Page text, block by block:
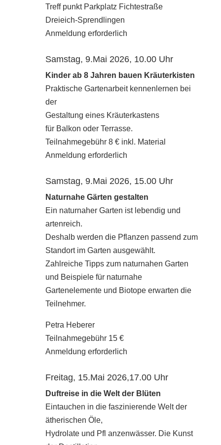
Treff punkt Parkplatz Fichtestraße
Dreieich-Sprendlingen
Anmeldung erforderlich
Samstag, 9.Mai 2026, 10.00 Uhr
Kinder ab 8 Jahren bauen Kräuterkisten
Praktische Gartenarbeit kennenlernen bei
der
Gestaltung eines Kräuterkastens
für Balkon oder Terrasse.
Teilnahmegebühr 8 € inkl. Material
Anmeldung erforderlich
Samstag, 9.Mai 2026, 15.00 Uhr
Naturnahe Gärten gestalten
Ein naturnaher Garten ist lebendig und
artenreich.
Deshalb werden die Pflanzen passend zum
Standort im Garten ausgewählt.
Zahlreiche Tipps zum naturnahen Garten
und Beispiele für naturnahe
Gartenelemente und Biotope erwarten die
Teilnehmer.
Petra Heberer
Teilnahmegebühr 15 €
Anmeldung erforderlich
Freitag, 15.Mai 2026,17.00 Uhr
Duftreise in die Welt der Blüten
Eintauchen in die faszinierende Welt der
ätherischen Öle,
Hydrolate und Pfl anzenwässer. Die Kunst